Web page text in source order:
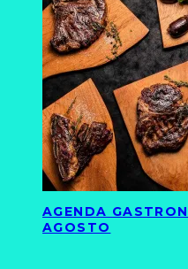
AGENDA
AGOSTO